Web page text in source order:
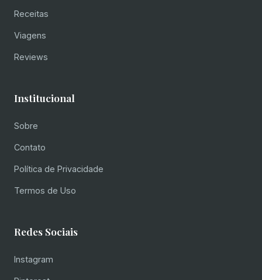
Receitas
Viagens
Reviews
Institucional
Sobre
Contato
Política de Privacidade
Termos de Uso
Redes Sociais
Instagram